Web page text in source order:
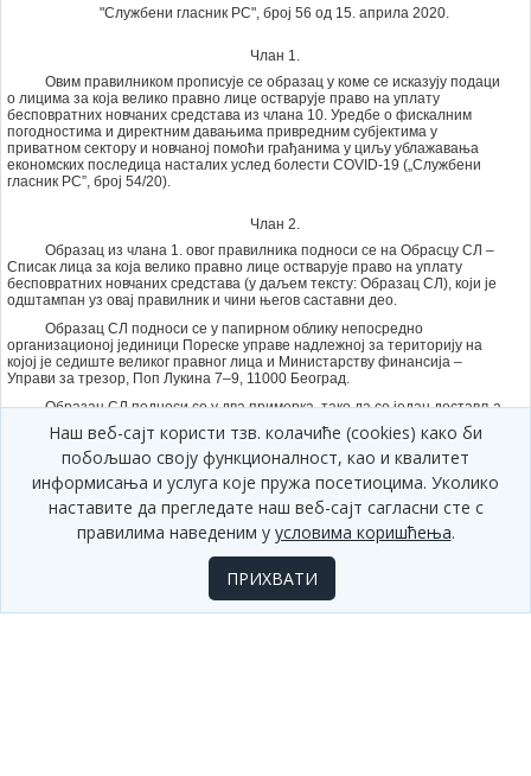
Наш веб-сајт користи тзв. колачиће (cookies) како би
побољшао своју функционалност, као и квалитет
информисања и услуга које пружа посетиоцима. Уколико
наставите да прегледате наш веб-сајт сагласни сте с
правилима наведеним у условима коришћења.
ПРИХВАТИ
"Службени гласник РС", број 56 од 15. априла 2020.
Члан 1.
Овим правилником прописује се образац у коме се исказују подаци
о лицима за која велико правно лице остварује право на уплату
бесповратних новчаних средстава из члана 10. Уредбе о фискалним
погодностима и директним давањима привредним субјектима у
приватном сектору и новчаној помоћи грађанима у циљу ублажавања
економских последица насталих услед болести COVID-19 („Службени
гласник РС”, број 54/20).
Члан 2.
Образац из члана 1. овог правилника подноси се на Обрасцу СЛ –
Списак лица за која велико правно лице остварује право на уплату
бесповратних новчаних средстава (у даљем тексту: Образац СЛ), који је
одштампан уз овај правилник и чини његов саставни део.
Образац СЛ подноси се у папирном облику непосредно
организационој јединици Пореске управе надлежној за територију на
којој је седиште великог правног лица и Министарству финансија –
Управи за трезор, Поп Лукина 7–9, 11000 Београд.
Образац СЛ подноси се у два примерка, тако да се један доставља
организационој јединици Пореске управе, а други Министарству
финансија – Управи за трезор, сагласно ставу 2. овог члана.
Члан 3.
У Образац СЛ подаци се уносе на следећи начин:
1) у делу 1. попуњавају се подаци:
(1) Организациона јединица Пореске управе – назив
организационе јединице Пореске управе надлежне за територију на
којој је седиште великог правног лица;